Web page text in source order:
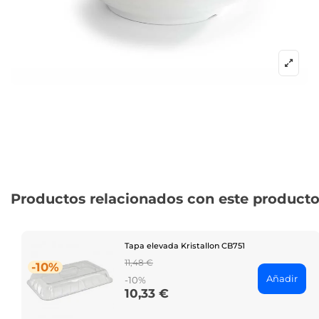
Productos relacionados con este producto
-10%
Tapa elevada Kristallon CB751
Regular
price
11,48 €
-10%
Price
10,33 €
Añadir